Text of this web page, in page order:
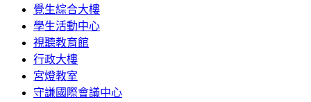
覺生綜合大樓
學生活動中心
視聽教育館
行政大樓
宮燈教室
守謙國際會議中心